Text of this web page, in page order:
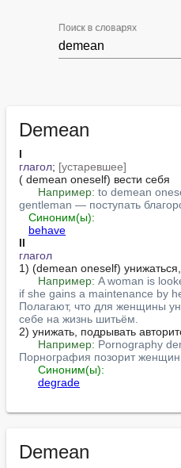
Поиск в словарях
Demean
I
глагол; [устаревшее]
( demean oneself) вести себя
Например: to demean
gentleman — поступать
Синоним(ы):
behave
II
глагол
1) (demean oneself)
Например: A woman is
if she gains a maintenance by
Полагают, что для женщины
себе на жизнь шитьём.
2) унижать, подрывать
Например: Pornography
Порнография позорит женщин.
Синоним(ы):
degrade
Demean